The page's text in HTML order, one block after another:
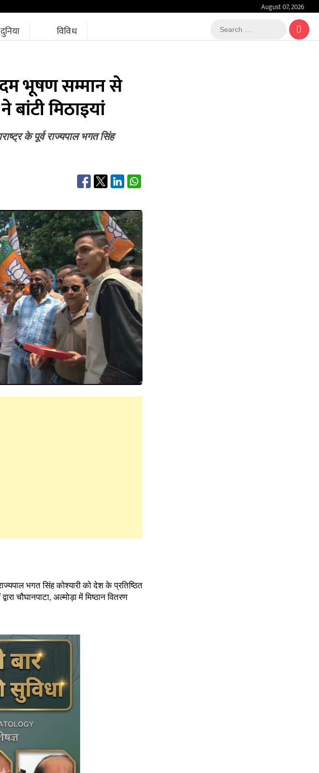
August 07, 2026
दुनिया विविध
Search
…
भूषण सम्मान से
बांटी मिठाइयां
के पूर्व राज्यपाल भगत सिंह
भगत सिंह कोश्यारी को देश के प्रतिष्ठित
चौघानपाटा, अल्मोड़ा में मिष्ठान वितरण